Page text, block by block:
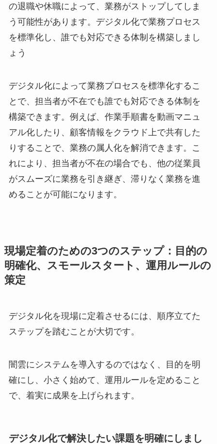
の退職や休職によって、業務がストップしてしま
う可能性があります。デジタル化で業務プロセス
を標準化し、誰でも対応できる体制を構築しまし
ょう
デジタル化によって業務プロセスを標準化するこ
とで、担当者が不在でも誰でも対応できる体制を
構築できます。例えば、作業手順書を動画マニュ
アル化したり、顧客情報をクラウド上で共有した
りすることで、業務の属人化を解消できます。こ
れにより、担当者が不在の場合でも、他の従業員
がスムーズに業務を引き継ぎ、滞りなく業務を進
めることが可能になります。
現場定着のための3つのステップ：目的の
明確化、スモールスタート、運用ルールの
策定
デジタル化を現場に定着させるには、順序立てた
ステップを踏むことが大切です。
闇雲にシステムを導入するのではなく、目的を明
確にし、小さく始めて、運用ルールを定めること
で、着実に成果を上げられます。
デジタル化で解決したい課題を明確にしまし